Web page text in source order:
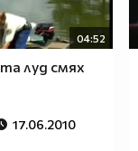
04:52
луд смях
17.06.2010